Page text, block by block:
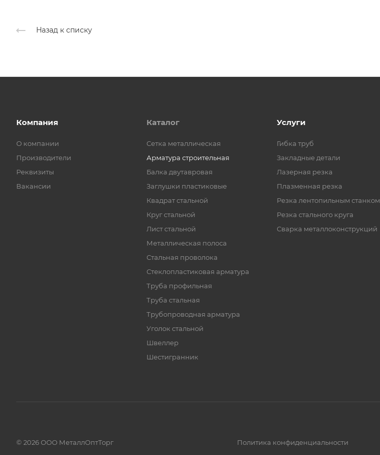
Назад к списку
Компания
О компании
Производители
Реквизиты
Вакансии
Каталог
Cетка металлическая
Арматура строительная
Балка двутавровая
Заглушки пластиковые
Квадрат стальной
Круг стальной
Лист стальной
Металлическая полоса
Стальная проволока
Стеклопластиковая арматура
Труба профильная
Труба стальная
Трубопроводная арматура
Уголок стальной
Швеллер
Шестигранник
Услуги
Гибка труб
Закладные детали
Лазерная резка
Плазменная резка
Резка лентопильным станком
Резка стального круга
Сварка металлоконструкций
© 2026 ООО МеталлОптТорг Политика конфиденциальности